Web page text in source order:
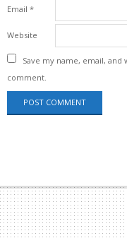
Email *
Website
Save my name, email,
comment.